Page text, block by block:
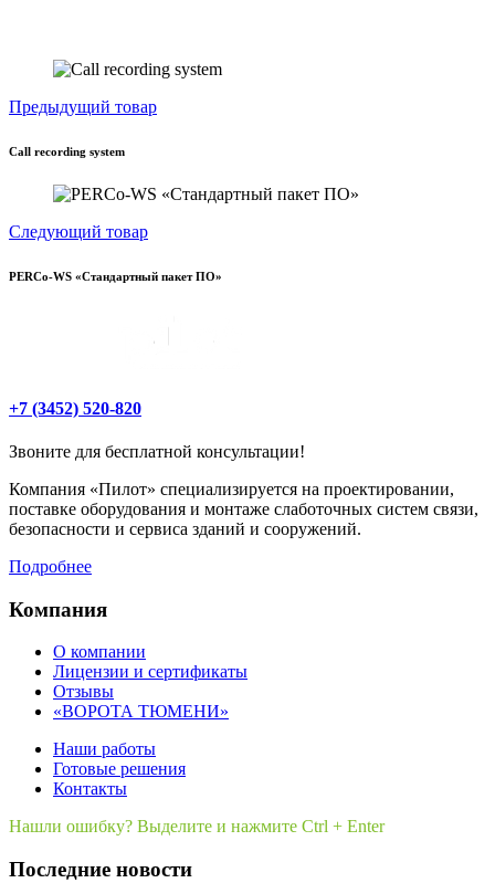
Предыдущий товар
Call recording system
Следующий товар
PERCo-WS «Стандартный пакет ПО»
+7 (3452) 520-820
Звоните для бесплатной консультации!
Компания «Пилот» специализируется на проектировании,
поставке оборудования и монтаже слаботочных систем связи,
безопасности и сервиса зданий и сооружений.
Подробнее
Компания
О компании
Лицензии и сертификаты
Отзывы
«ВОРОТА ТЮМЕНИ»
Наши работы
Готовые решения
Контакты
Нашли ошибку? Выделите и нажмите Ctrl + Enter
Последние новости